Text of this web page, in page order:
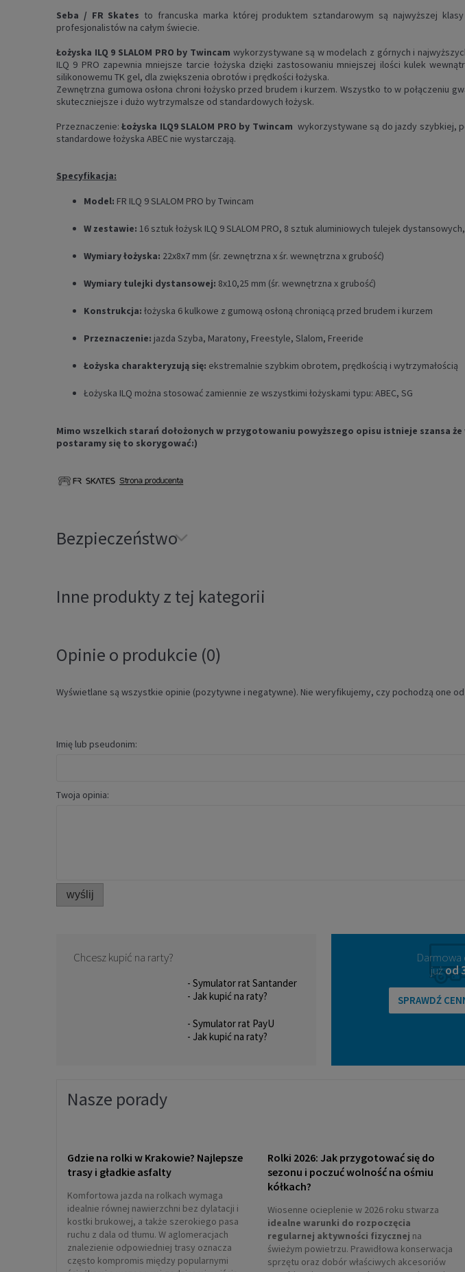
Seba / FR Skates to francuska marka której produktem sztandarowym są najwyższej
profesjonalistów na całym świecie.
Łożyska ILQ 9 SLALOM PRO by Twincam wykorzystywane są w modelach z górnych i
ILQ 9 PRO zapewnia mniejsze tarcie łożyska dzięki zastosowaniu mniejszej ilości kulek
silikonowemu TK gel, dla zwiększenia obrotów i prędkości łożyska.
Zewnętrzna gumowa osłona chroni łożysko przed brudem i kurzem. Wszystko to w połączeniu
skuteczniejsze i dużo wytrzymalsze od standardowych łożysk.
Przeznaczenie:Łożyska ILQ9 SLALOM PRO by Twincam wykorzystywane są do jazdy szybkiej,
standardowe łożyska ABEC nie wystarczają.
Specyfikacja:
Model: FR ILQ 9 SLALOM PRO by Twincam
W zestawie: 16 sztuk łożysk ILQ 9 SLALOM PRO, 8 sztuk aluminiowych tulejek
Wymiary łożyska: 22x8x7 mm (śr. zewnętrzna x śr. wewnętrzna x grubość)
Wymiary tulejki dystansowej: 8x10,25 mm (śr. wewnętrzna x grubość)
Konstrukcja: łożyska 6 kulkowe z gumową osłoną chroniącą przed brudem i kurzem
Przeznaczenie: jazda Szyba, Maratony, Freestyle, Slalom, Freeride
Łożyska charakteryzują się: ekstremalnie szybkim obrotem, prędkością i wytrzymałością
Łożyska ILQ można stosować zamiennie ze wszystkimi łożyskami typu: ABEC, SG
Mimo wszelkich starań dołożonych w przygotowaniu powyższego opisu istnieje szansa
postaramy się to skorygować:)
Bezpieczeństwo
Inne produkty z tej kategorii
Opinie o produkcie (0)
Wyświetlane są wszystkie opinie (pozytywne i negatywne). Nie weryfikujemy, czy pochodzą one
Imię lub pseudonim:
Twoja opinia:
wyślij
Chcesz kupić na rarty?
- Symulator rat Santander
- Jak kupić na raty?
- Symulator rat PayU
- Jak kupić na raty?
już od
SPRAWDŹ
Nasze porady
Gdzie na rolki w Krakowie? Najlepsze
trasy i gładkie asfalty
Komfortowa jazda na rolkach wymaga
idealnie równej nawierzchni bez dylatacji i
kostki brukowej, a także szerokiego pasa
ruchu z dala od tłumu. W aglomeracjach
znalezienie odpowiedniej trasy oznacza
często kompromis między popularnymi
Rolki 2026: Jak przygotować się do
sezonu i poczuć wolność na ośmiu
kółkach?
Wiosenne ocieplenie w 2026 roku stwarza
idealne warunki do rozpoczęcia
regularnej aktywności fizycznej na
świeżym powietrzu. Prawidłowa konserwacja
sprzętu oraz dobór właściwych akcesoriów